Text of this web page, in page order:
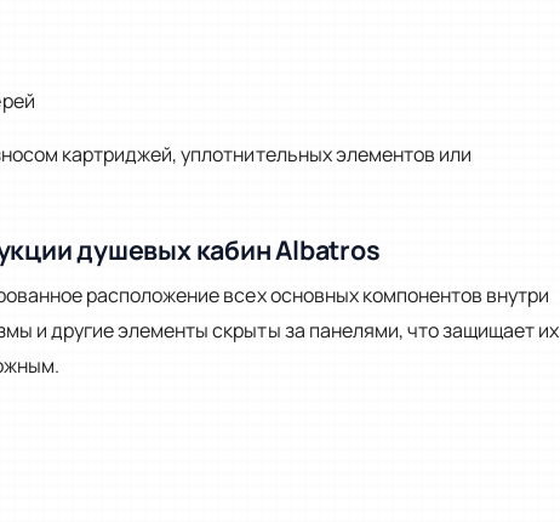
картриджей, уплотнительных элементов или
душевых кабин Albatros
расположение всех основных компонентов внутри
и другие элементы скрыты за панелями, что защищает их